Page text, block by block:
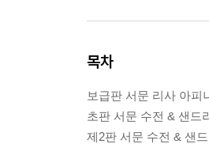
목차
보급판 서문 리사 아피
초판 서문 수전 & 샌드
제2판 서문 수전 & 샌